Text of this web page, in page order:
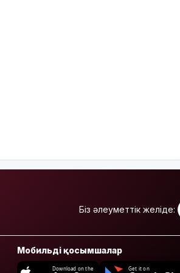
айтпаған
құпиясын
тікелей
эфирі үшін
Тараз
тұрғыны 5
Біз әлеуметтік желіде:
Мобильді қосымшалар
Download on the Get it on